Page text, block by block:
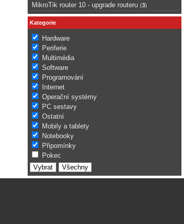
MikroTik router 10 - upgrade routeru (3)
Kategorie
Hardware
Periferie
Multimédia
Software
Programování
Internet
Operační systémy
PC sestavy
Ostatní
Mobily a tablety
Notebooky
Připomínky
Pokec